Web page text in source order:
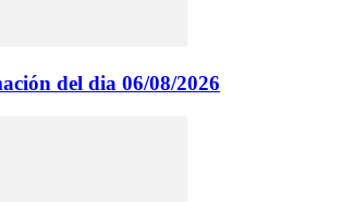
del dia 06/08/2026